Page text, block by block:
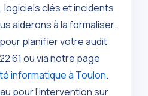
clés et incidents
aiderons à la formaliser.
planifier votre audit
61 ou via notre page
informatique à Toulon.
pour l’intervention sur